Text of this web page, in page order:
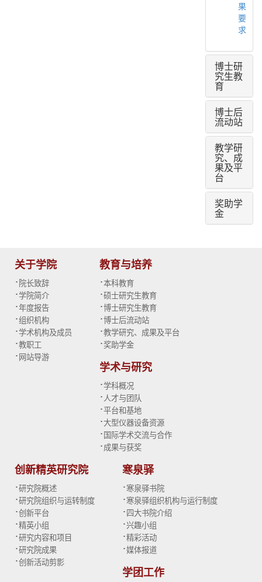
果
要
求
博士研
究生教
育
博士后
流动站
教学研
究、成
果及平
台
奖助学
金
关于学院
· 院长致辞
·学院简介
·年度报告
·组织机构
·学术机构及成员
·教职工
· 网站导游
教育与培养
·本科教育
·硕士研究生教育
·博士研究生教育
·博士后流动站
·教学研究、成果及平台
·奖助学金
学术与研究
·学科概况
· 人才与团队
·平台和基地
·大型仪器设备资源
· 国际学术交流与合作
· 成果与获奖
创新精英研究院
·研究院概述
·研究院组织与运转制度
·创新平台
·精英小组
·研究内容和项目
·研究院成果
·创新活动剪影
寒泉驿
· 寒泉驿书院
· 寒泉驿组织机构与运行制度
· 四大书院介绍
·兴趣小组
·精彩活动
·媒体报道
学团工作